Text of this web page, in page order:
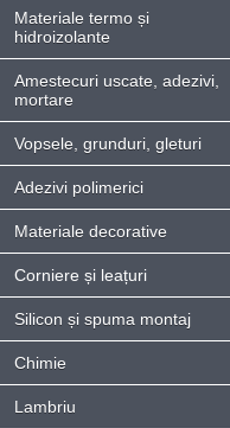
Materiale termo și
hidroizolante
Amestecuri uscate, adezivi,
mortare
Vopsele, grunduri, gleturi
Adezivi polimerici
Materiale decorative
Corniere și leațuri
Silicon și spuma montaj
Chimie
Lambriu